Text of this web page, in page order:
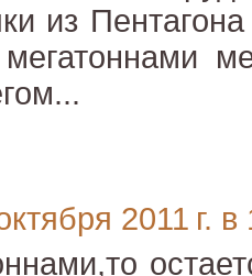
из
2011 г. в